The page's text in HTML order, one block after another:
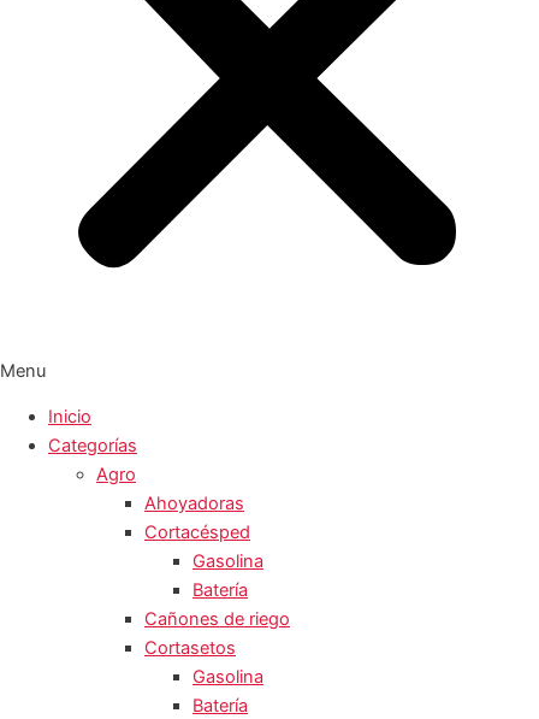
Menu
Inicio
Categorías
Agro
Ahoyadoras
Cortacésped
Gasolina
Batería
Cañones de riego
Cortasetos
Gasolina
Batería